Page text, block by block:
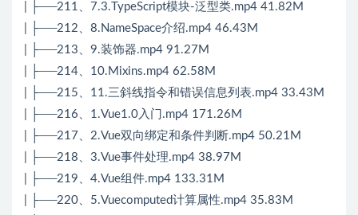
| ├──211、7.3.TypeScript模块-泛型类.mp4 41.82M
| ├──212、8.NameSpace介绍.mp4 46.43M
| ├──213、9.装饰器.mp4 91.27M
| ├──214、10.Mixins.mp4 62.58M
| ├──215、11.三斜线指令和错误信息列表.mp4 33.43M
| ├──216、1.Vue1.0入门.mp4 171.26M
| ├──217、2.Vue双向绑定和条件判断.mp4 50.21M
| ├──218、3.Vue事件处理.mp4 38.97M
| ├──219、4.Vue组件.mp4 133.31M
| ├──220、5.Vuecomputed计算属性.mp4 35.83M